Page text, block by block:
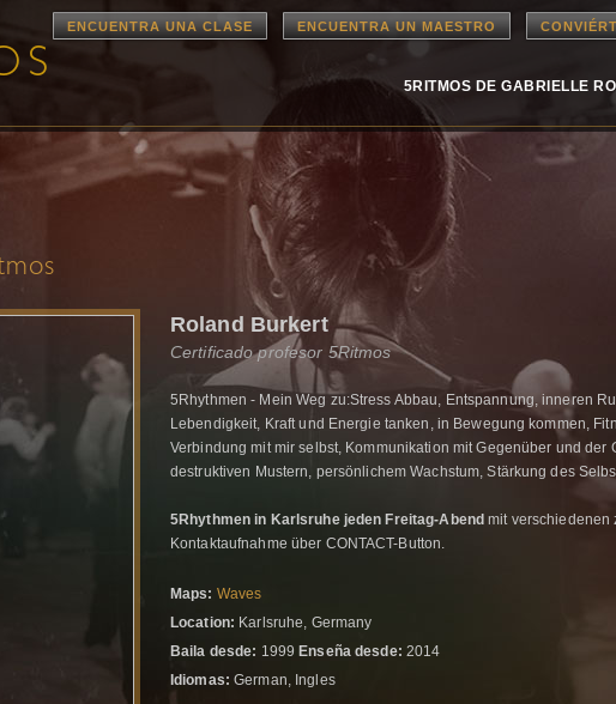
ENCUENTRA UNA CLASE ENCUENTRA UN MAESTRO
5RITMOS DE GABRIELLE
Roland Burkert
Certificado profesor 5Ritmos
5Rhythmen - Mein Weg zu:Stress Abbau, Entspannung, inneren
Lebendigkeit, Kraft und Energie tanken, in Bewegung kommen,
Verbindung mit mir selbst, Kommunikation mit Gegenüber und
destruktiven Mustern, persönlichem Wachstum, Stärkung des
5Rhythmen in Karlsruhe jeden Freitag-Abendmit verschiedenen
Kontaktaufnahme über CONTACT-Button.
Maps: Waves
Location: Karlsruhe, Germany
Baila desde: 1999 Enseña desde: 2014
Idiomas: German, Ingles